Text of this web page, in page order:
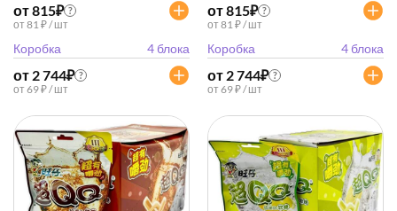
от 815₽ ?
от 81 ₽ / шт
Коробка 4 блока
от 2 744₽ ?
от 69 ₽ / шт
от 815₽ ?
от 81 ₽ / шт
Коробка 4 блока
от 2 744₽ ?
от 69 ₽ / шт